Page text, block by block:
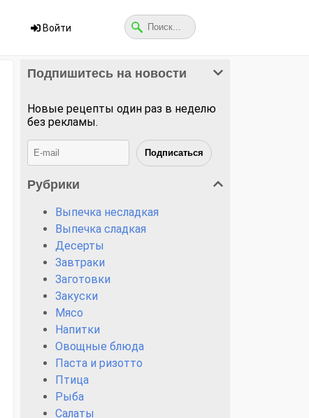
Войти
Подпишитесь на новости
Новые рецепты один раз в неделю
без рекламы.
Рубрики
Выпечка несладкая
Выпечка сладкая
Десерты
Завтраки
Заготовки
Закуски
Мясо
Напитки
Овощные блюда
Паста и ризотто
Птица
Рыба
Салаты